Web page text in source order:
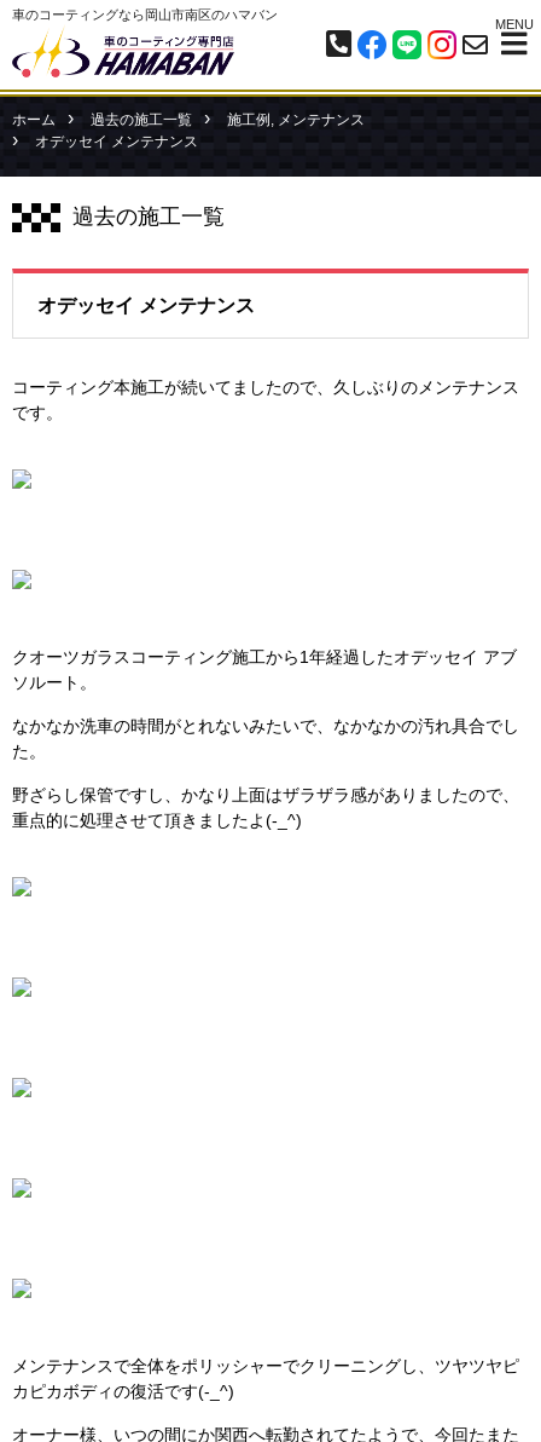
車のコーティングなら岡山市南区のハマバン
MENU
ホーム 過去の施工一覧 施工例 , メンテナンス
オデッセイ メンテナンス
過去の施工一覧
オデッセイ メンテナンス
コーティング本施工が続いてましたので、久しぶりのメンテナンス
です。
クオーツガラスコーティング施工から1年経過したオデッセイ アブ
ソルート。
なかなか洗車の時間がとれないみたいで、なかなかの汚れ具合でし
た。
野ざらし保管ですし、かなり上面はザラザラ感がありましたので、
重点的に処理させて頂きましたよ(-_^)
メンテナンスで全体をポリッシャーでクリーニングし、ツヤツヤピ
カピカボディの復活です(-_^)
オーナー様、いつの間にか関西へ転勤されてたようで、今回たまた